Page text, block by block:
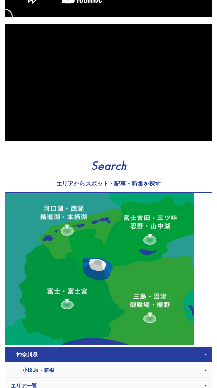
Search
エリアからスポット・記事・特集を探す
神奈川県
小田原・箱根
エリア一覧